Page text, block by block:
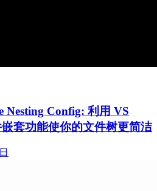
Nesting Config: 利用 VS
套功能使你的文件树更简洁